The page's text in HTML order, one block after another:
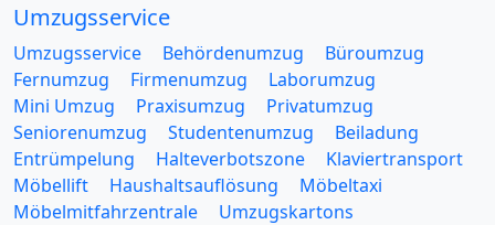
Umzugsservice
Umzugsservice Behördenumzug
Büroumzug
Fernumzug
Firmenumzug
Laborumzug
Mini Umzug
Praxisumzug
Privatumzug
Seniorenumzug
Studentenumzug
Beiladung
Entrümpelung
Halteverbotszone
Klaviertransport
Möbellift
Haushaltsauflösung
Möbeltaxi
Möbelmitfahrzentrale
Umzugskartons